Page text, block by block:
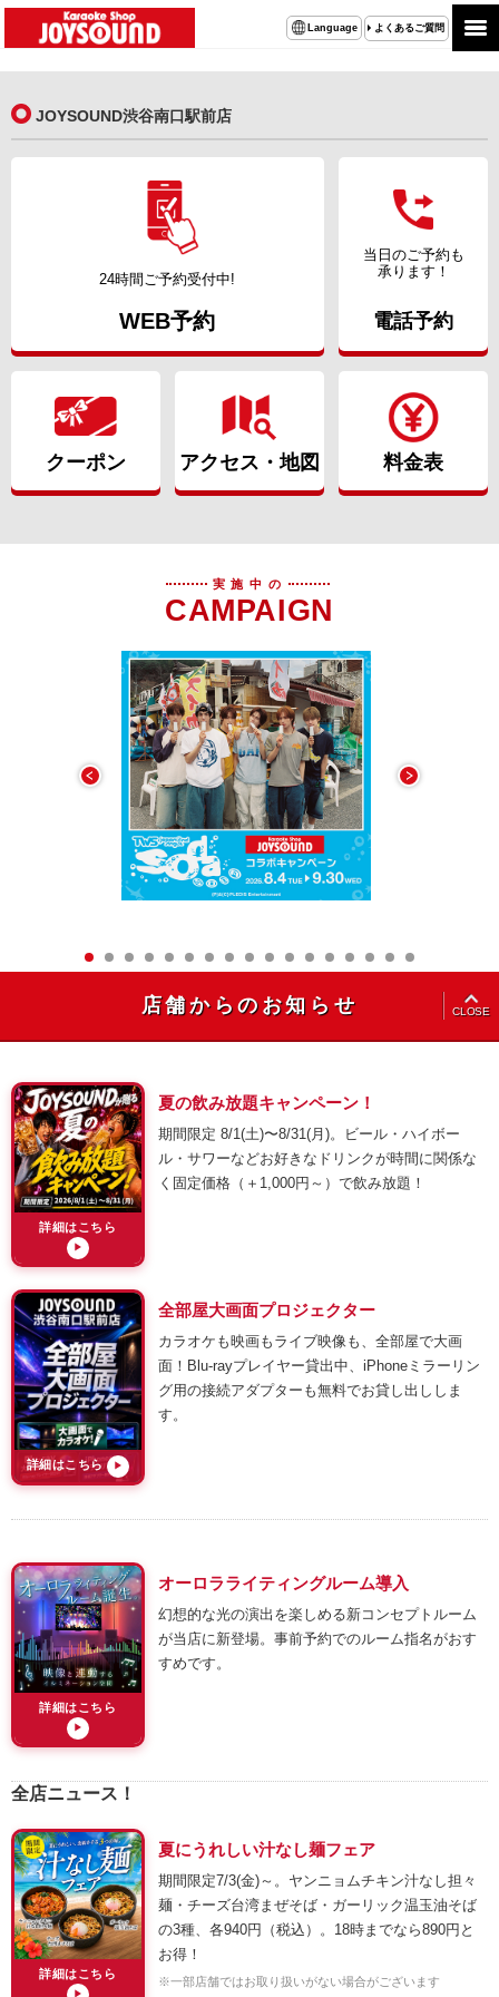
Language よくあるご質問
JOYSOUND渋谷南口駅前店
24時間ご予約受付中!
WEB予約
当日のご予約も
承ります！
電話予約
クーポン アクセス・地図 料金表
実施中の
CAMPAIGN
店舗からのお知らせ CLOSE
詳細はこちら
▶
夏の飲み放題キャンペーン！
期間限定 8/1(土)〜8/31(月)。ビール・ハイボー
ル・サワーなどお好きなドリンクが時間に関係な
く固定価格（＋1,000円～）で飲み放題！
詳細はこちら ▶
全部屋大画面プロジェクター
カラオケも映画もライブ映像も、全部屋で大画
面！Blu-rayプレイヤー貸出中、iPhoneミラーリン
グ用の接続アダプターも無料でお貸し出ししま
す。
詳細はこちら
▶
オーロラライティングルーム導入
幻想的な光の演出を楽しめる新コンセプトルーム
が当店に新登場。事前予約でのルーム指名がおす
すめです。
全店ニュース！
詳細はこちら
▶
夏にうれしい汁なし麺フェア
期間限定7/3(金)～。ヤンニョムチキン汁なし担々
麺・チーズ台湾まぜそば・ガーリック温玉油そば
の3種、各940円（税込）。18時までなら890円と
お得！
※一部店舗ではお取り扱いがない場合がございます